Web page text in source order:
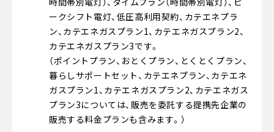
ークシフト電灯、低圧高利用契約、カテエネプラ
ン、カテエネガスプラン1、カテエネガスプラン2、
カテエネガスプラン3です。
（ポイントプラン、おとくプラン、とくとくプラン、
暮らしサポートセット、カテエネプラン、カテエネ
ガスプラン1、カテエネガスプラン2、カテエネガス
プラン3については、販売を委託する提携先企業の
販売する料金プランも含みます。）